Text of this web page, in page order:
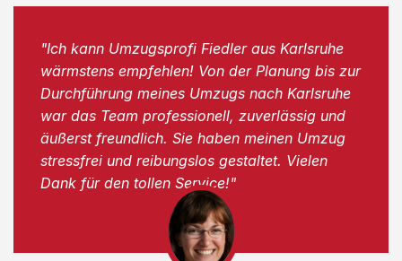
"Ich kann Umzugsprofi Fiedler aus Karlsruhe
wärmstens empfehlen! Von der Planung bis zur
Durchführung meines Umzugs nach Karlsruhe
war das Team professionell, zuverlässig und
äußerst freundlich. Sie haben meinen Umzug
stressfrei und reibungslos gestaltet. Vielen
Dank für den tollen Service!"